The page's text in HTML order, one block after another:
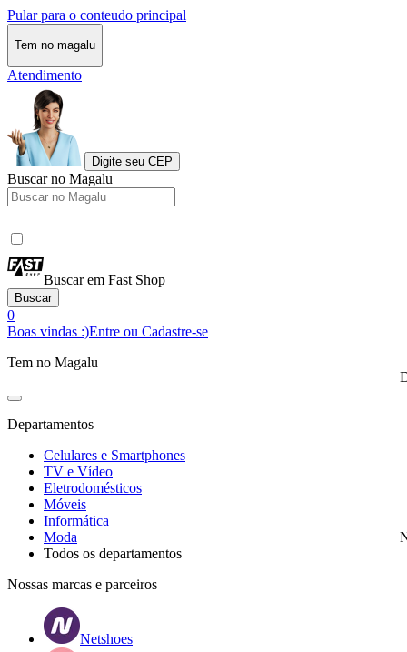
Pular para o conteudo principal
Tem no magalu
Atendimento
Digite seu CEP
Buscar no Magalu
Buscar em Fast Shop
Buscar
0
Boas vindas :)Entre ou Cadastre-se
Tem no Magalu
Departamentos
Celulares e Smartphones
TV e Vídeo
Eletrodomésticos
Móveis
Informática
Moda
Todos os departamentos
Nossas marcas e parceiros
Netshoes